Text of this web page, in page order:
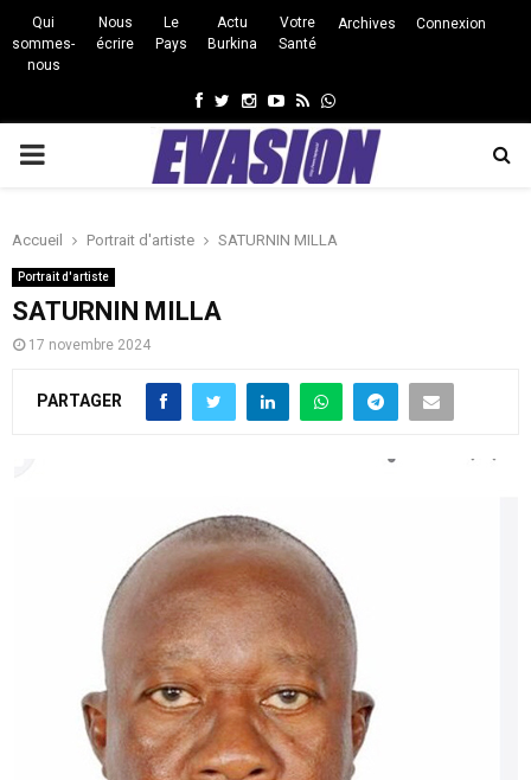
Qui
sommes-
nous
Nous
écrire
Le
Pays
Actu
Burkina
Votre
Santé
Archives Connexion
Facebook
Twitter
Instagram
Youtube
RssWhatsapp
PRIMARY
Accueil Portrait d'artiste SATURNIN MILLA
Portrait d'artiste
SATURNIN MILLA
17 novembre 2024
PARTAGER